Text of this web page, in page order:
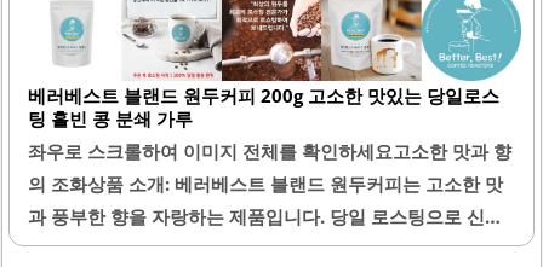
베러베스트 블랜드 원두커피 200g 고소한 맛있는 당일로스
팅 홀빈 콩 분쇄 가루
좌우로 스크롤하여 이미지 전체를 확인하세요고소한 맛과 향
의 조화상품 소개: 베러베스트 블랜드 원두커피는 고소한 맛
과 풍부한 향을 자랑하는 제품입니다. 당일 로스팅으로 신선
함을 유지하여, 커피를 개봉하는 순간부터 기분 좋은 향이 퍼